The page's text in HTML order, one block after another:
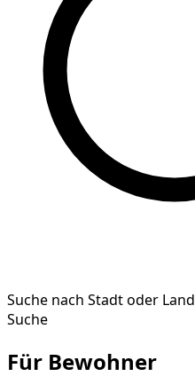
Suche nach Stadt oder Land
Suche
Für Bewohner